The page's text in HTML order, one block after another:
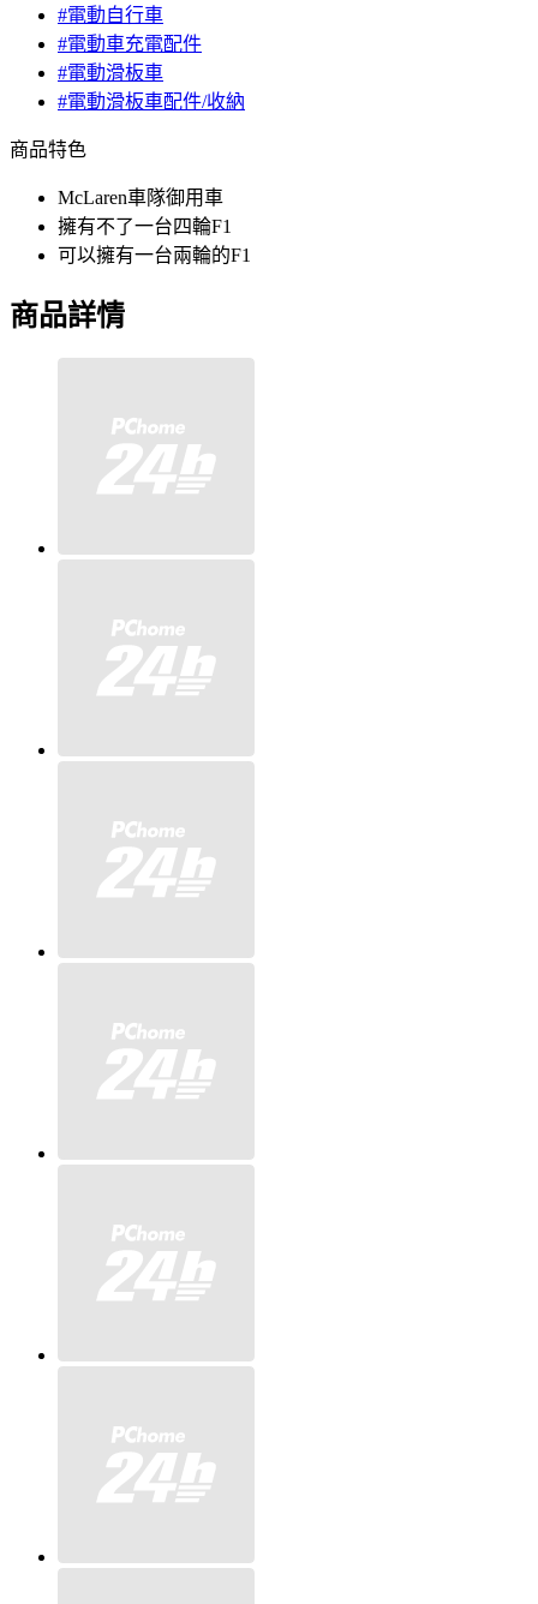
#電動自行車
#電動車充電配件
#電動滑板車
#電動滑板車配件/收納
商品特色
McLaren車隊御用車
擁有不了一台四輪F1
可以擁有一台兩輪的F1
商品詳情